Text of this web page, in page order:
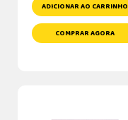
ADICIONAR AO CARRINHO
COMPRAR AGORA